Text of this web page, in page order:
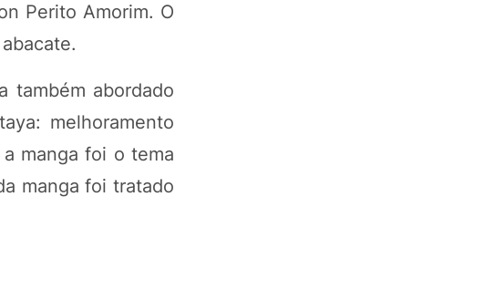
Perito Amorim. O
também abordado
melhoramento
manga foi o tema
manga foi tratado